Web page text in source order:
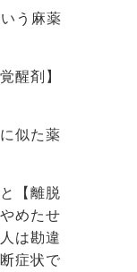
う麻薬
醒剤】
似た薬
【離脱
めたせ
は勘違
症状で